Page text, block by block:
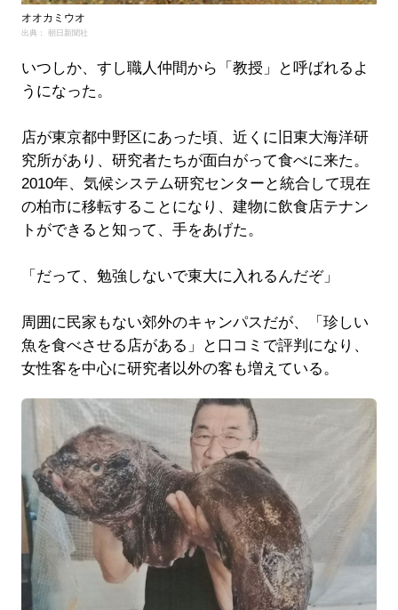
オオカミウオ
出典： 朝日新聞社
いつしか、すし職人仲間から「教授」と呼ばれるよ
うになった。
店が東京都中野区にあった頃、近くに旧東大海洋研
究所があり、研究者たちが面白がって食べに来た。
2010年、気候システム研究センターと統合して現在
の柏市に移転することになり、建物に飲食店テナン
トができると知って、手をあげた。
「だって、勉強しないで東大に入れるんだぞ」
周囲に民家もない郊外のキャンパスだが、「珍しい
魚を食べさせる店がある」と口コミで評判になり、
女性客を中心に研究者以外の客も増えている。